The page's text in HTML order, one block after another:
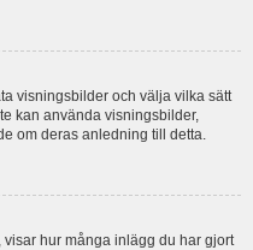
visningsbilder och välja vilka sätt
kan använda visningsbilder,
om deras anledning till detta.
hur många inlägg du har gjort